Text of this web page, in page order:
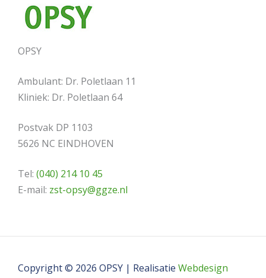
OPSY
Ambulant: Dr. Poletlaan 11
Kliniek: Dr. Poletlaan 64
Postvak DP 1103
5626 NC EINDHOVEN
Tel: (040) 214 10 45
E-mail: zst-opsy@ggze.nl
Copyright © 2026 OPSY | Realisatie Webdesign